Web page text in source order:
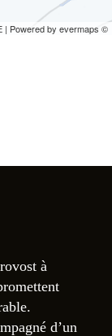
| Powered by evermaps ©
à
d’un